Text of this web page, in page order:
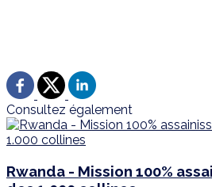
Consultez également
Rwanda - Mission 100%